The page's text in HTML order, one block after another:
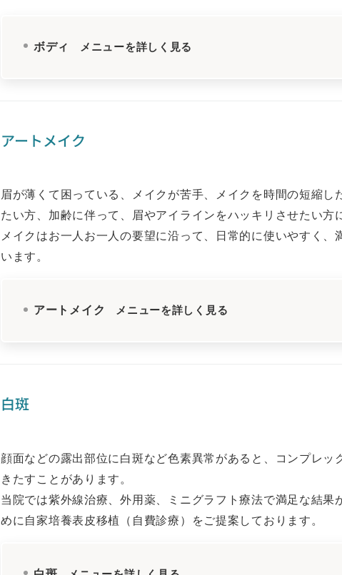
ボディ メニューを詳しく見る
アートメイク
眉が薄くて困っている、メイクが苦手、メイクを時間の短縮し
たい方、加齢に伴って、眉やアイラインをハッキリさせたい方
メイクはお一人お一人の要望に沿って、日常的に使いやすく、
います。
アートメイク メニューを詳しく見る
白斑
顔面などの露出部位に白斑など色素異常があると、コンプレッ
きたすことがあります。
当院では紫外線治療、外用薬、ミニグラフト療法で満足な結果
めに自家培養表皮移植（自費診療）をご提案しております。